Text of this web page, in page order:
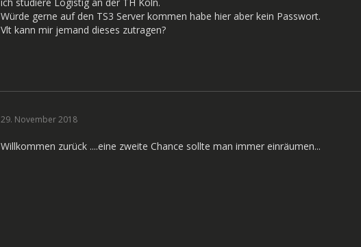
Würde gerne auf den TS3 Server kommen habe hier aber kein Passwort.
Vlt kann mir jemand dieses zutragen?
29. November 2018
Willkommen zurück ....eine zweite Chance sollte man immer einräumen...